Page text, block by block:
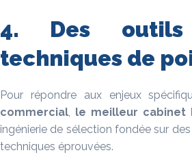
4. Des
techniques de
Pour répondre aux enjeux
commercial, le meilleur cabinet
ingénierie de sélection fondée sur
techniques éprouvées.